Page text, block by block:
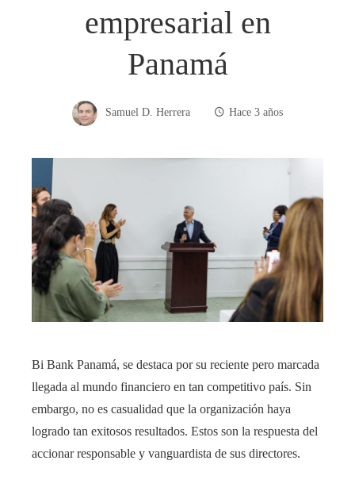
empresarial en
Panamá
Samuel D. Herrera Hace 3 años
Bi Bank Panamá, se destaca por su reciente pero marcada
llegada al mundo financiero en tan competitivo país. Sin
embargo, no es casualidad que la organización haya
logrado tan exitosos resultados. Estos son la respuesta del
accionar responsable y vanguardista de sus directores.